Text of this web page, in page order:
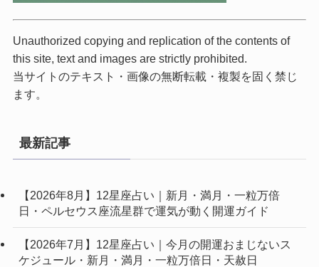
Unauthorized copying and replication of the contents of
this site, text and images are strictly prohibited.
当サイトのテキスト・画像の無断転載・複製を固く禁じ
ます。
最新記事
【2026年8月】12星座占い｜新月・満月・一粒万倍
日・ペルセウス座流星群で運気が動く開運ガイド
【2026年7月】12星座占い｜今月の開運おまじないス
ケジュール・新月・満月・一粒万倍日・天赦日